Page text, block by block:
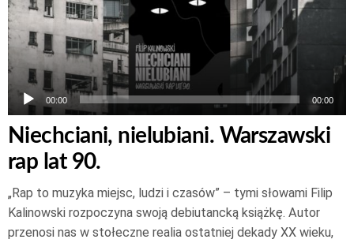
00:00 00:00
Niechciani, nielubiani. Warszawski
rap lat 90.
„Rap to muzyka miejsc, ludzi i czasów” – tymi słowami Filip
Kalinowski rozpoczyna swoją debiutancką książkę. Autor
przenosi nas w stołeczne realia ostatniej dekady XX wieku,